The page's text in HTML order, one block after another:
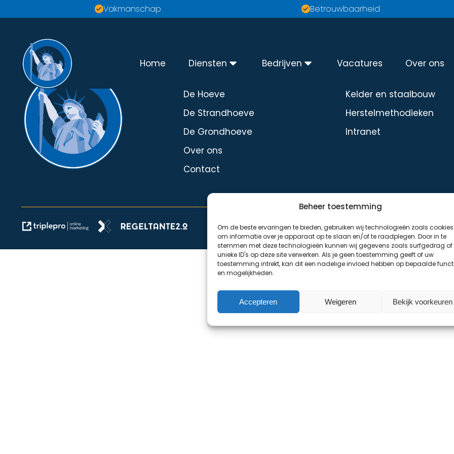
Beheer toestemming
Om de beste ervaringen te bieden, gebruiken wij technologieën zoals cookies
om informatie over je apparaat op te slaan en/of te raadplegen. Door in te
stemmen met deze technologieën kunnen wij gegevens zoals surfgedrag of
unieke ID's op deze site verwerken. Als je geen toestemming geeft of uw
toestemming intrekt, kan dit een nadelige invloed hebben op bepaalde
en mogelijkheden.
Accepteren Weigeren Bekijk voorkeuren
Vakmanschap Betrouwbaarheid
Home Diensten Bedrijven Vacatures Over ons
De Hoeve
De Strandhoeve
De Grondhoeve
Over ons
Contact
Kelder en staalbouw
Herstelmethodieken
Intranet